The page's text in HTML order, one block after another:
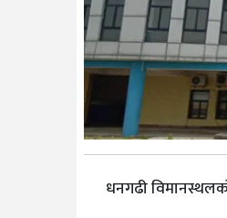
धनगढी